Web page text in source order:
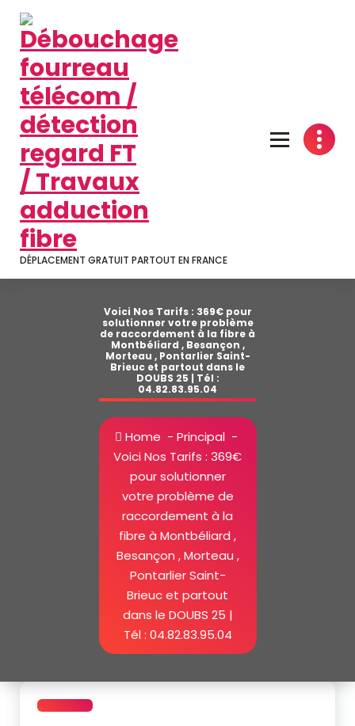
contenu
DÉPLACEMENT GRATUIT PARTOUT EN FRANCE
Voici Nos Tarifs : 369€ pour
solutionner votre problème
de raccordement à la fibre à
Montbéliard , Besançon ,
Morteau , Pontarlier Saint-
Brieuc et partout dans le
DOUBS 25 | Tél :
04.82.83.95.04
Home - Principal-
Voici Nos Tarifs : 369€
pour solutionner
votre problème de
raccordement à la
fibre à Montbéliard ,
Besançon , Morteau ,
Pontarlier Saint-
Brieuc et partout
dans le DOUBS 25 |
Tél : 04.82.83.95.04